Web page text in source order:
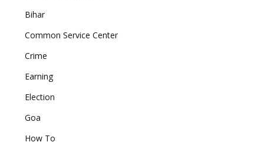
Bihar
Common Service Center
Crime
Earning
Election
Goa
How To